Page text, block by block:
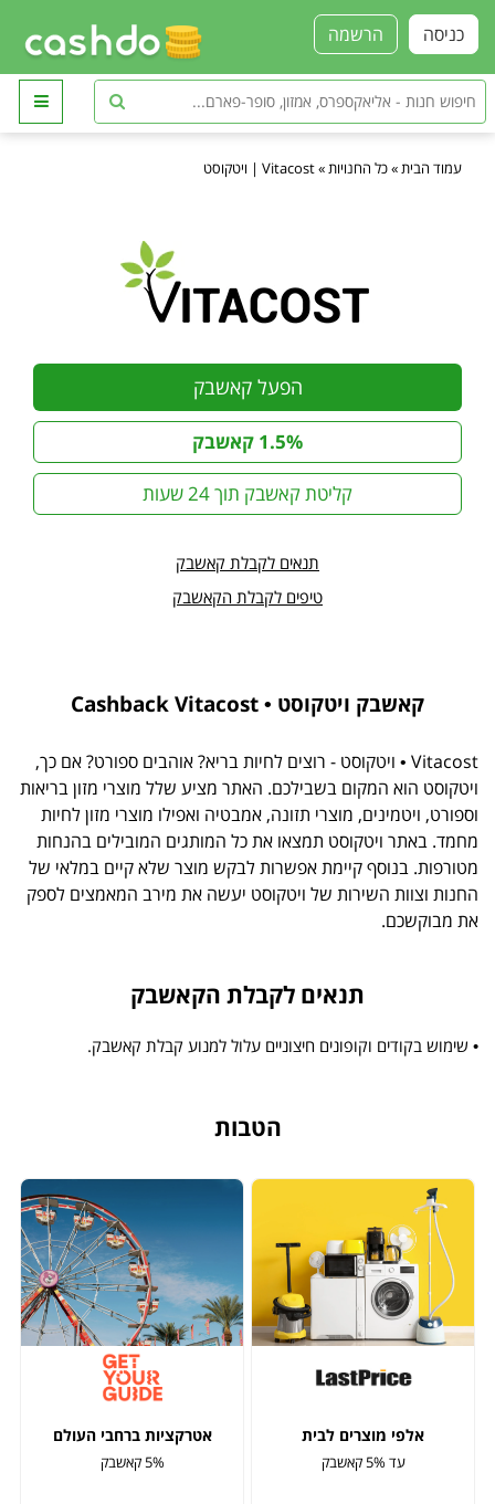
הרשמה כניסה
עמוד הבית »כל החנויות »Vitacost | ויטקוסט
הפעל קאשבק
1.5% קאשבק
קליטת קאשבק תוך 24 שעות
תנאים לקבלת קאשבק
טיפים לקבלת הקאשבק
קאשבק ויטקוסט • Cashback Vitacost
Vitacost • ויטקוסט - רוצים לחיות בריא? אוהבים ספורט? אם כך,
ויטקוסט הוא המקום בשבילכם. האתר מציע שלל מוצרי מזון בריאות
וספורט, ויטמינים, מוצרי תזונה, אמבטיה ואפילו מוצרי מזון לחיות
מחמד. באתר ויטקוסט תמצאו את כל המותגים המובילים בהנחות
מטורפות. בנוסף קיימת אפשרות לבקש מוצר שלא קיים במלאי של
החנות וצוות השירות של ויטקוסט יעשה את מירב המאמצים לספק
את מבוקשכם.
תנאים לקבלת הקאשבק
• שימוש בקודים וקופונים חיצוניים עלול למנוע קבלת קאשבק.
הטבות
אלפי מוצרים לבית
עד 5% קאשבק
אטרקציות ברחבי העולם
5% קאשבק